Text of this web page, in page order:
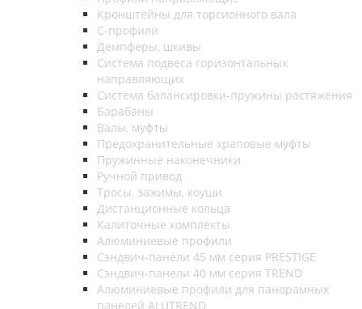
Кронштейны для торсионного вала
С-профили
Демпферы, шкивы
Система подвеса горизонтальных
направляющих
Система балансировки-пружины растяжения
Барабаны
Валы, муфты
Предохранительные храповые муфты
Пружинные наконечники
Ручной привод
Тросы, зажимы, коуши
Дистанционные кольца
Калиточные комплекты
Алюминиевые профили
Сэндвич-панели 45 мм серия PRESTIGE
Сэндвич-панели 40 мм серия TREND
Алюминиевые профили для панорамных
панелей ALUTREND